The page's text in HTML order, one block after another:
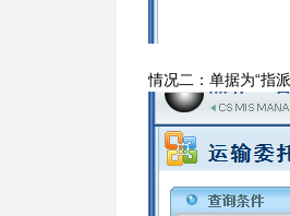
情况二：单据为“指